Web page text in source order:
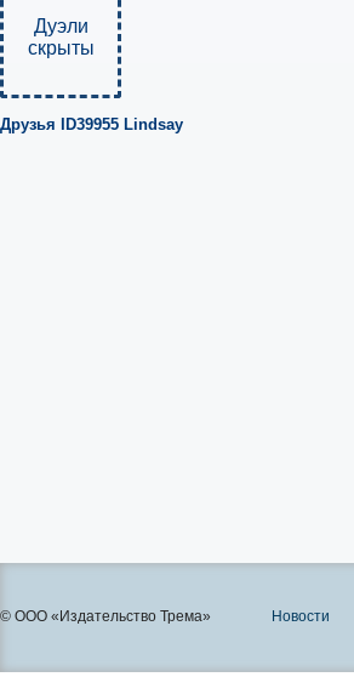
Дуэли
скрыты
Друзья ID39955 Lindsay
© ООО «Издательство Трема» Новости